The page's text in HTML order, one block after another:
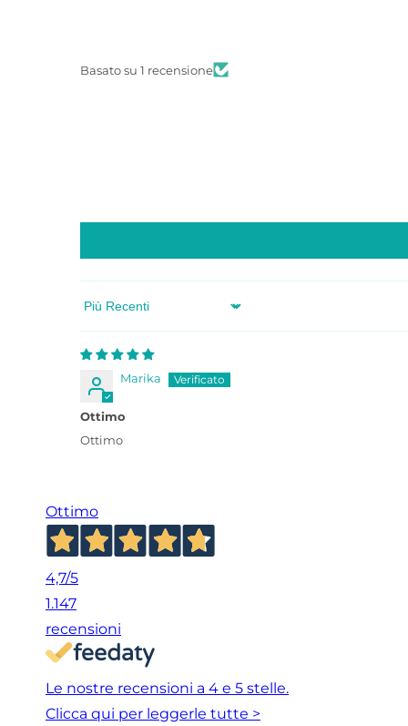
Basato su 1 recensione
Sort by
Marika
Ottimo
Ottimo
Ottimo
4,7/5
1.147
recensioni
Le nostre recensioni a 4 e 5 stelle.
Clicca qui per leggerle tutte >